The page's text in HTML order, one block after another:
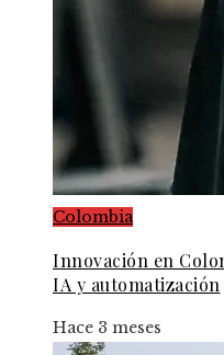
Colombia
Innovación en
IA y automatización
Hace 3 meses